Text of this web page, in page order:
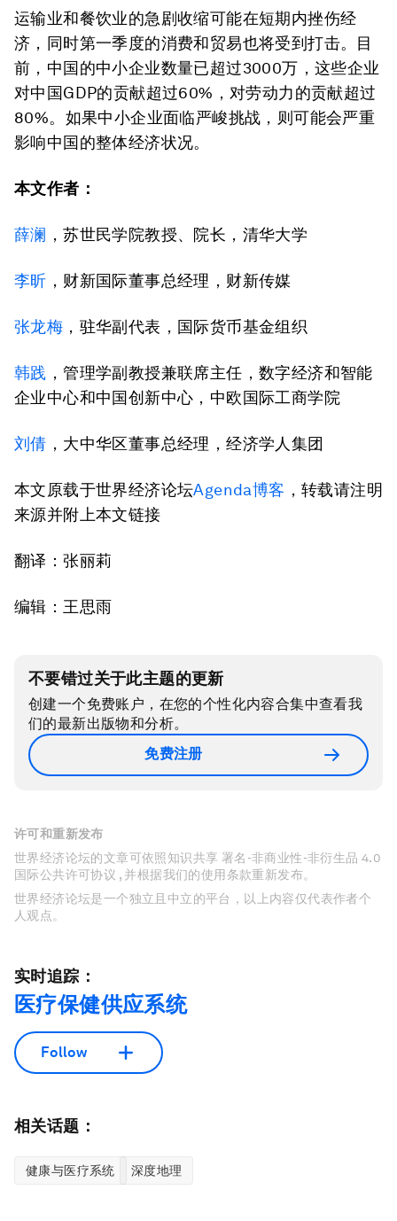
运输业和餐饮业的急剧收缩可能在短期内挫伤经
济，同时第一季度的消费和贸易也将受到打击。目
前，中国的中小企业数量已超过3000万，这些企业
对中国GDP的贡献超过60%，对劳动力的贡献超过
80%。如果中小企业面临严峻挑战，则可能会严重
影响中国的整体经济状况。
本文作者：
薛澜 ，苏世民学院教授、院长，清华大学
李昕 ，财新国际董事总经理，财新传媒
张龙梅 ，驻华副代表，国际货币基金组织
韩践 ，管理学副教授兼联席主任，数字经济和智能
企业中心和中国创新中心，中欧国际工商学院
刘倩 ，大中华区董事总经理，经济学人集团
本文原载于世界经济论坛Agenda博客 ，转载请注明
来源并附上本文链接
翻译：张丽莉
编辑：王思雨
不要错过关于此主题的更新
创建一个免费账户，在您的个性化内容合集中查看我
们的最新出版物和分析。
免费注册
许可和重新发布
世界经济论坛的文章可依照知识共享 署名-非商业性-非衍生品 4.0
国际公共许可协议 , 并根据我们的使用条款重新发布。
世界经济论坛是一个独立且中立的平台，以上内容仅代表作者个
人观点。
实时追踪：
医疗保健供应系统
Follow
相关话题：
健康与医疗系统 深度地理